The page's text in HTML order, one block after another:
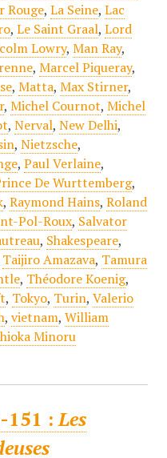
Rouge, La Seine, Lac
, Le Saint Graal, Lord
Lowry, Man Ray,
, Marcel Piqueray,
, Matta, Max Stirner,
, Michel Cournot, Michel
, Nerval, New Delhi,
, Nietzsche,
, Paul Verlaine,
De Wurttemberg,
, Raymond Hains, Roland
Pol-Roux, Salvator
, Shakespeare,
Taijiro Amazava, Tamura
, Théodore Koenig,
, Tokyo, Turin, Valerio
, vietnam, William
Minoru
151 :Les